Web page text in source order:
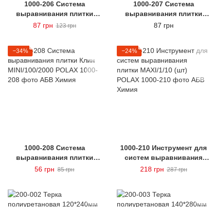
1000-206 Система
выравнивания плитки
Основа MINI 1,5
87 грн 123 грн
1000-207 Система
выравнивания плитки
Основание MINI 2,0
87 грн
−34%
1000-208 Система
выравнивания плитки
Клин MINI/100/2000 POLAX
56 грн 85 грн
−24%
1000-210 Инструмент для
систем выравнивания
плитки MAXI/1/10 (шт)
218 грн 287 грн